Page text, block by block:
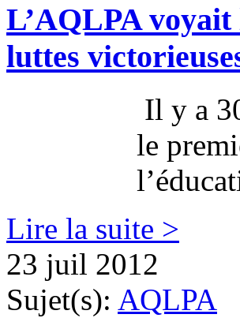
L’AQLPA voyait
luttes
Il y a
le
Lire la suite >
23 juil 2012
Sujet(s): AQLPA